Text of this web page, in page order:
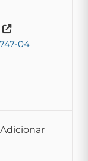
04
Adicionar